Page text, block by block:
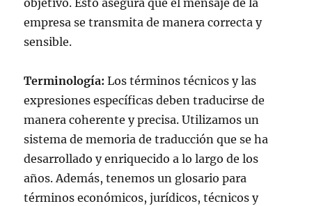
empresa se transmita de manera correcta y
sensible.
Terminología: Los términos técnicos y las
expresiones específicas deben traducirse de
manera coherente y precisa. Utilizamos un
sistema de memoria de traducción que se ha
desarrollado y enriquecido a lo largo de los
años. Además, tenemos un glosario para
términos económicos, jurídicos, técnicos y